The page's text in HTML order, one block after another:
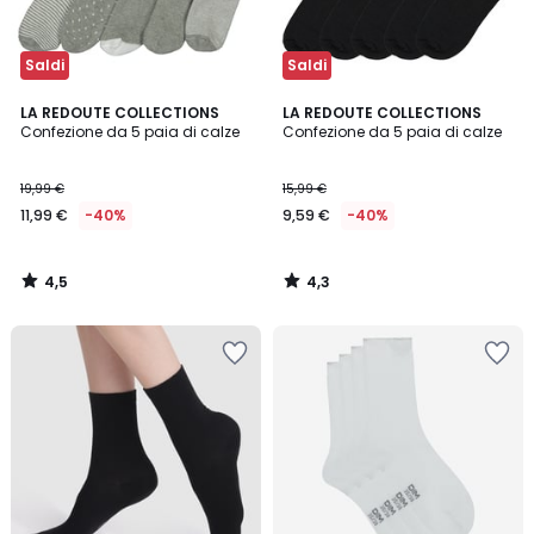
Saldi
LA REDOUTE COLLECTIONS
Confezione da 5 paia di calze
19,99 €
11,99 € -40%
4,5
/ 5
4,5
/
Saldi
LA REDOUTE COLLECTIONS
Confezione da 5 paia di calze
15,99 €
9,59 € -40%
4,3
/ 5
4,3
/